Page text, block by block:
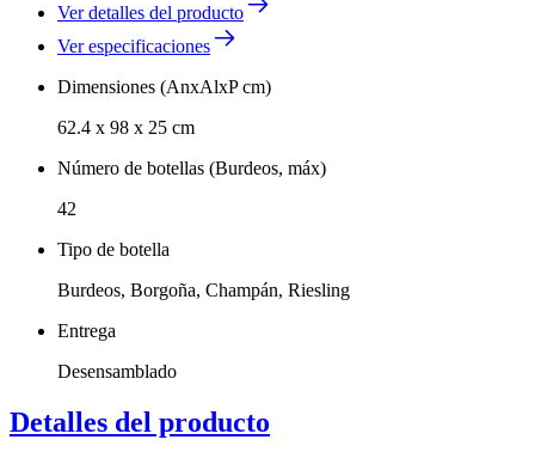
Ver detalles del producto
Ver especificaciones
Dimensiones (AnxAlxP cm)
62.4 x 98 x 25 cm
Número de botellas (Burdeos, máx)
42
Tipo de botella
Burdeos, Borgoña, Champán, Riesling
Entrega
Desensamblado
Detalles del producto